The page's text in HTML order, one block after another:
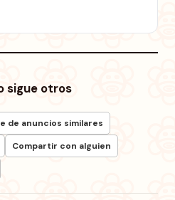
sigue otros
de anuncios similares
Compartir con alguien